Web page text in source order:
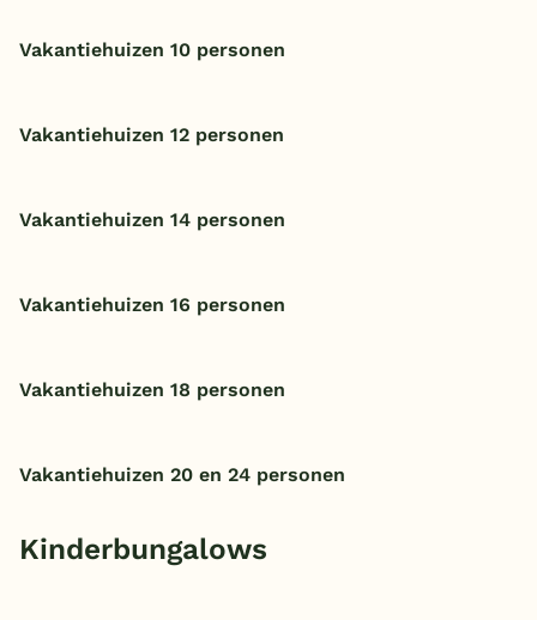
Vakantiehuizen 10 personen
Vakantiehuizen 12 personen
Vakantiehuizen 14 personen
Vakantiehuizen 16 personen
Vakantiehuizen 18 personen
Vakantiehuizen 20 en 24 personen
Kinderbungalows